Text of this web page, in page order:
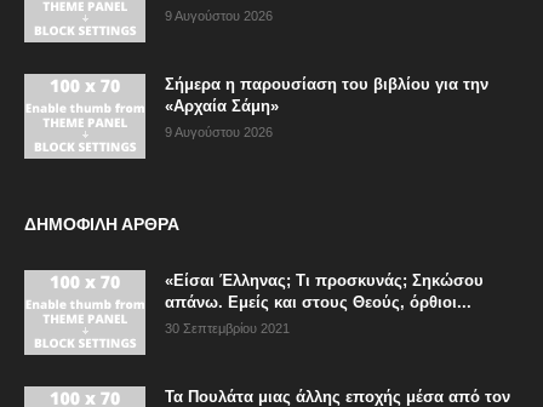
9 Αυγούστου 2026
Σήμερα η παρουσίαση του βιβλίου για την
«Αρχαία Σάμη»
9 Αυγούστου 2026
ΔΗΜΟΦΙΛΗ ΑΡΘΡΑ
«Είσαι Έλληνας; Τι προσκυνάς; Σηκώσου
απάνω. Εμείς και στους Θεούς, όρθιοι...
30 Σεπτεμβρίου 2021
Τα Πουλάτα μιας άλλης εποχής μέσα από τον